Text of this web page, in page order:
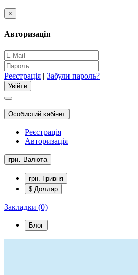
×
Авторизація
Реєстрація | Забули пароль?
Особистий кабінет
Реєстрація
Авторизація
грн. Валюта
грн. Гривня
$ Доллар
Закладки (0)
Блог